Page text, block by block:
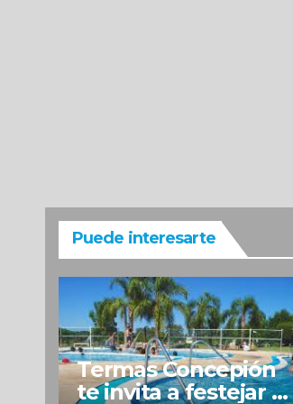
Puede interesarte
Termas Concepión
te invita a festejar el